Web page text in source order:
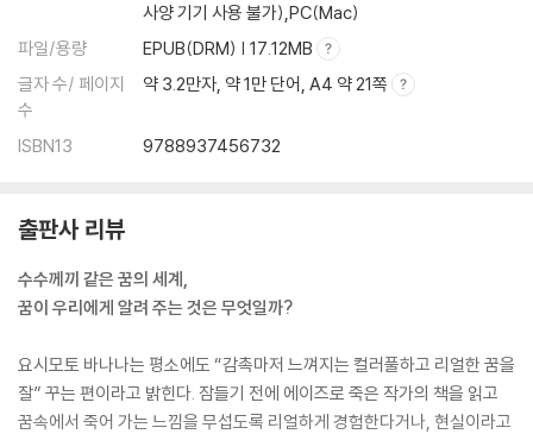
사양 기기 사용 불가),PC(Mac)
파일/용량
EPUB(DRM) | 17.12MB
글자 수/ 페이지
수
약 3.2만자, 약 1만 단어, A4 약 21쪽
ISBN13 9788937456732
출판사 리뷰
수수께끼 같은 꿈의 세계,
꿈이 우리에게 알려 주는 것은 무엇일까?
요시모토 바나나는 평소에도 “감촉마저 느껴지는 컬러풀하고 리얼한 꿈을
잘” 꾸는 편이라고 밝힌다. 잠들기 전에 에이즈로 죽은 작가의 책을 읽고
꿈속에서 죽어 가는 느낌을 무섭도록 리얼하게 경험한다거나, 현실이라고